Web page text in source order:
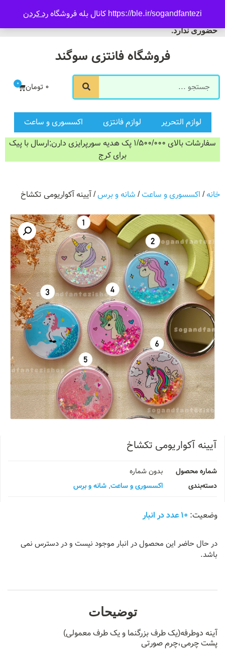
https://ble.ir/sogandfantezi کانال بله فروشگاه رد کردن
فروشگاه سوگند فروش
حضوری ندارد.
ورود/ثبت نام
فروشگاه فانتزی سوگند
0 تومان 0
لوازم التحریر لوازم فانتزی
اکسسوری و ساعت
سفارشات بالای 1/500/000 پک هدیه سورپرایزی دارن;ارسال با پیک
برای کرج
خانه/ اکسسوری و ساعت/ شانه و برس/ آیینه آکواریومی تکشاخ
آیینه آکواریومی تکشاخ
شماره محصول
بدون شماره
دسته‌بندی
اکسسوری و ساعت, شانه و برس
10 عدد در انبار
در حال حاضر این محصول در انبار موجود نیست و در دسترس نمی
باشد.
توضیحات
آینه دوطرفه(یک طرف بزرگنما و یک طرف معمولی)
پشت چرمی،چرم صورتی